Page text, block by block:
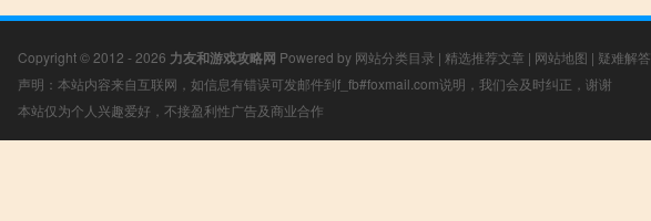
Copyright © 2012 - 2026 力友和游戏攻略网 Powered by 网站分类目录 | 精选推荐文章 | 网站地图 | 疑难解答
声明：本站内容来自互联网，如信息有错误可发邮件到f_fb#foxmail.com说明，我们会及时纠正，谢谢
本站仅为个人兴趣爱好，不接盈利性广告及商业合作